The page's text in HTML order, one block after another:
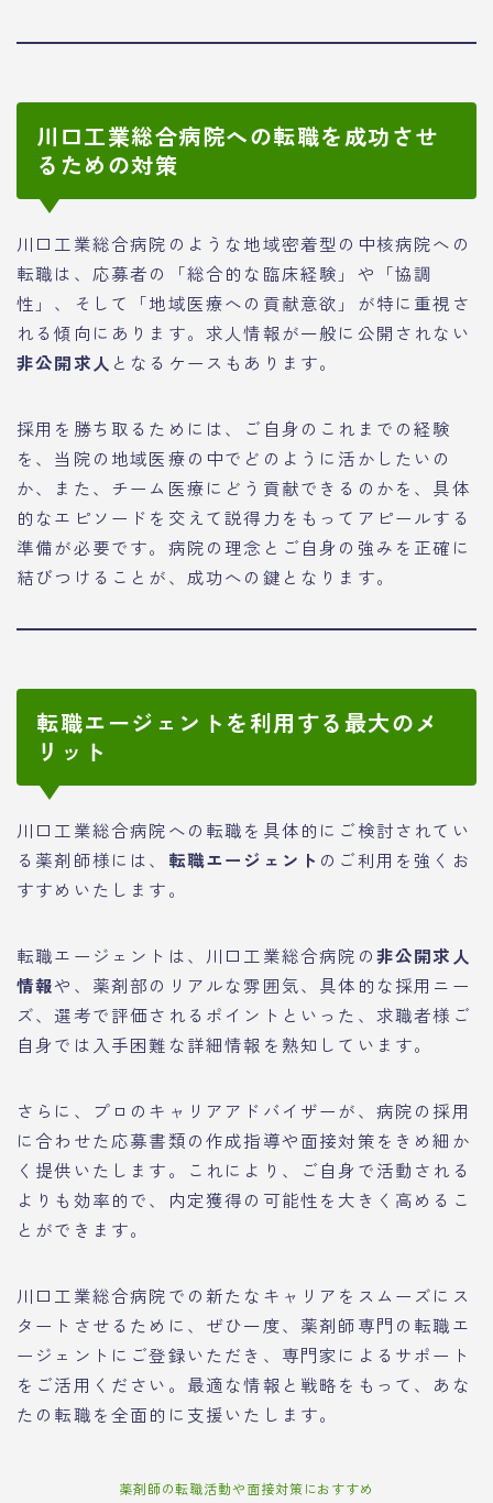
川口工業総合病院への転職を成功させ
るための対策
川口工業総合病院のような地域密着型の中核病院への
転職は、応募者の「総合的な臨床経験」や「協調
性」、そして「地域医療への貢献意欲」が特に重視さ
れる傾向にあります。求人情報が一般に公開されない
非公開求人 となるケースもあります。
採用を勝ち取るためには、ご自身のこれまでの経験
を、当院の地域医療の中でどのように活かしたいの
か、また、チーム医療にどう貢献できるのかを、具体
的なエピソードを交えて説得力をもってアピールする
準備が必要です。病院の理念とご自身の強みを正確に
結びつけることが、成功への鍵となります。
転職エージェントを利用する最大のメ
リット
川口工業総合病院への転職を具体的にご検討されてい
る薬剤師様には、 転職エージェント のご利用を強くお
すすめいたします。
転職エージェントは、川口工業総合病院の非公開求人
情報や、薬剤部のリアルな雰囲気、具体的な採用ニー
ズ、選考で評価されるポイントといった、求職者様ご
自身では入手困難な詳細情報を熟知しています。
さらに、プロのキャリアアドバイザーが、病院の採用
に合わせた応募書類の作成指導や面接対策をきめ細か
く提供いたします。これにより、ご自身で活動される
よりも効率的で、内定獲得の可能性を大きく高めるこ
とができます。
川口工業総合病院での新たなキャリアをスムーズにス
タートさせるために、ぜひ一度、薬剤師専門の転職エ
ージェントにご登録いただき、専門家によるサポート
をご活用ください。最適な情報と戦略をもって、あな
たの転職を全面的に支援いたします。
薬剤師の転職活動や面接対策におすすめ